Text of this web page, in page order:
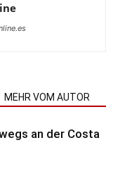
MEHR VOM AUTOR
an der Costa